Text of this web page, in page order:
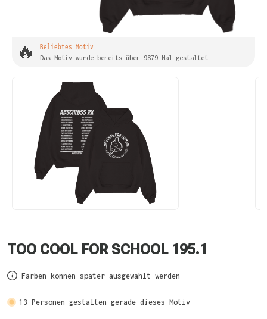
🔥 Beliebtes Motiv
Das Motiv wurde bereits über 9879 Mal gestaltet
TOO COOL FOR SCHOOL 195.1
Farben können später ausgewählt werden
13 Personen gestalten gerade dieses Motiv